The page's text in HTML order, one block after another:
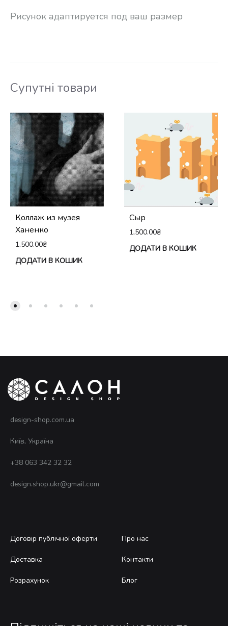
Рисунок адаптируется под ваш размер
Супутні товари
Коллаж из музея
Ханенко
1,500.00₴
ДОДАТИ В КОШИК
Сыр
1,500.00₴
ДОДАТИ В КОШИК
design-shop.com.ua
Київ, Україна
+38 063 342 32 32
design.shop.ukr@gmail.com
Договір публічної оферти
Доставка
Розрахунок
Про нас
Контакти
Блог